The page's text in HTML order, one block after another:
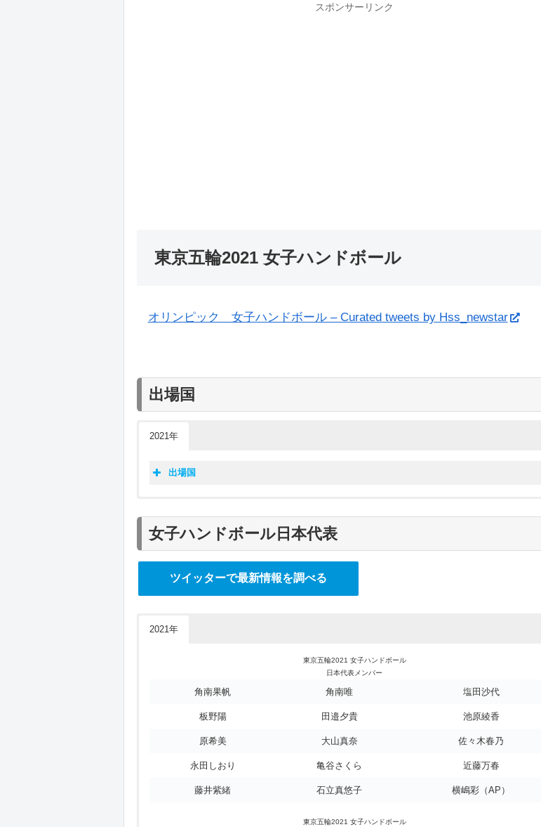
スポンサーリンク
東京五輪2021 女子ハンドボール
オリンピック 女子ハンドボール – Curated tweets by Hss_newstar
出場国
2021年
出場国
開催国
世界選手権
欧州予選
パンアメリカン大会
女子ハンドボール日本代表
ツイッターで最新情報を調べる
2021年
東京五輪2021 女子ハンドボール
日本代表メンバー
角南果帆 角南唯 塩田沙代
板野陽 田邉夕貴 池原綾香
原希美 大山真奈 佐々木春乃
永田しおり 亀谷さくら 近藤万春
藤井紫緒 石立真悠子 横嶋彩（AP）
東京五輪2021 女子ハンドボール